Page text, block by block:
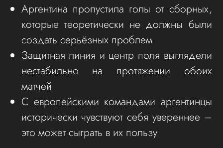
Аргентина пропустила голы от сборных,
которые теоретически не должны были
создать серьёзных проблем
Защитная линия и центр поля выглядели
нестабильно на протяжении обоих
матчей
С европейскими командами аргентинцы
исторически чувствуют себя увереннее –
это может сыграть в их пользу